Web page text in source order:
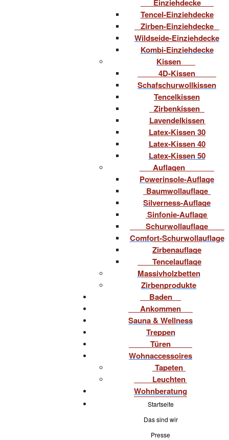
Einziehdecke
Tencel-Einziehdecke
Zirben-Einziehdecke
Wildseide-Einziehdecke
Kombi-Einziehdecke
Kissen
4D-Kissen
Schafschurwollkissen
Tencelkissen
Zirbenkissen
Lavendelkissen
Latex-Kissen 30
Latex-Kissen 40
Latex-Kissen 50
Auflagen
Powerinsole-Auflage
Baumwollauflage
Silverness-Auflage
Sinfonie-Auflage
Schurwollauflage
Comfort-Schurwollauflage
Zirbenauflage
Tencelauflage
Massivholzbetten
Zirbenprodukte
Baden
Ankommen
Sauna & Wellness
Treppen
Türen
Wohnaccessoires
Tapeten
Leuchten
Wohnberatung
Startseite
Das sind wir
Presse